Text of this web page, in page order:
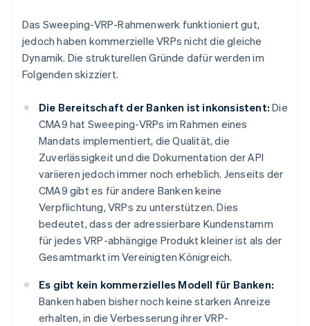
Das Sweeping-VRP-Rahmenwerk funktioniert gut,
jedoch haben kommerzielle VRPs nicht die gleiche
Dynamik. Die strukturellen Gründe dafür werden im
Folgenden skizziert.
Die Bereitschaft der Banken ist inkonsistent: Die
CMA9 hat Sweeping-VRPs im Rahmen eines
Mandats implementiert, die Qualität, die
Zuverlässigkeit und die Dokumentation der API
variieren jedoch immer noch erheblich. Jenseits der
CMA9 gibt es für andere Banken keine
Verpflichtung, VRPs zu unterstützen. Dies
bedeutet, dass der adressierbare Kundenstamm
für jedes VRP-abhängige Produkt kleiner ist als der
Gesamtmarkt im Vereinigten Königreich.
Es gibt kein kommerzielles Modell für Banken:
Banken haben bisher noch keine starken Anreize
erhalten, in die Verbesserung ihrer VRP-